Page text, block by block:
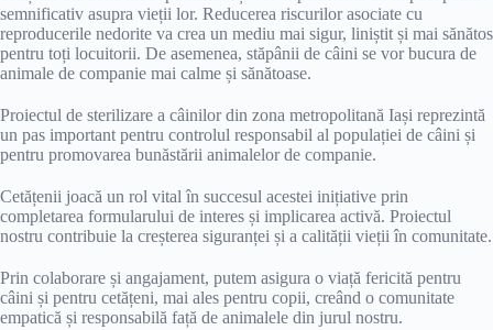
semnificativ asupra vieții lor. Reducerea riscurilor asociate cu
reproducerile nedorite va crea un mediu mai sigur, liniștit și mai sănătos
pentru toți locuitorii. De asemenea, stăpânii de câini se vor bucura de
animale de companie mai calme și sănătoase.
Proiectul de sterilizare a câinilor din zona metropolitană Iași reprezintă
un pas important pentru controlul responsabil al populației de câini și
pentru promovarea bunăstării animalelor de companie.
Cetățenii joacă un rol vital în succesul acestei inițiative prin
completarea formularului de interes și implicarea activă. Proiectul
nostru contribuie la creșterea siguranței și a calității vieții în comunitate.
Prin colaborare și angajament, putem asigura o viață fericită pentru
câini și pentru cetățeni, mai ales pentru copii, creând o comunitate
empatică și responsabilă față de animalele din jurul nostru.